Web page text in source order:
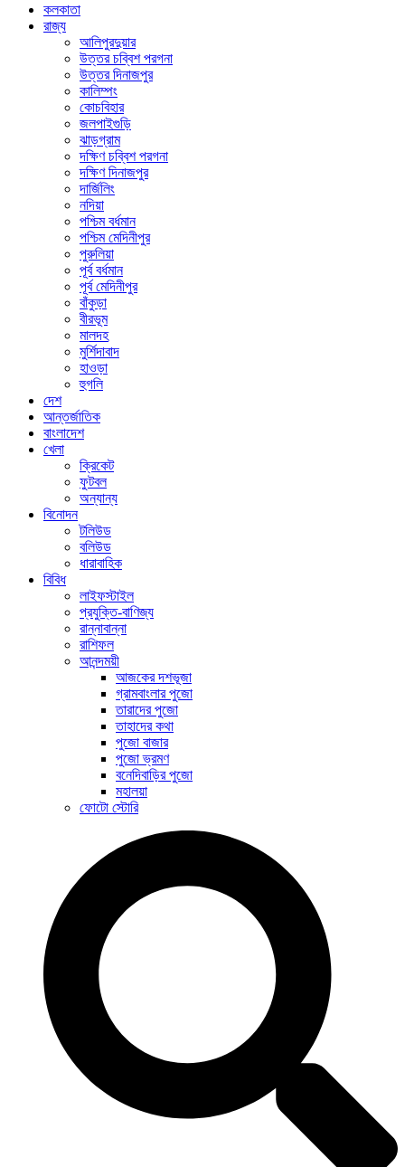
কলকাতা
রাজ্য
আলিপুরদুয়ার
উত্তর চব্বিশ পরগনা
উত্তর দিনাজপুর
কালিম্পং
কোচবিহার
জলপাইগুড়ি
ঝাড়গ্রাম
দক্ষিণ চব্বিশ পরগনা
দক্ষিণ দিনাজপুর
দার্জিলিং
নদিয়া
পশ্চিম বর্ধমান
পশ্চিম মেদিনীপুর
পুরুলিয়া
পূর্ব বর্ধমান
পূর্ব মেদিনীপুর
বাঁকুড়া
বীরভূম
মালদহ
মুর্শিদাবাদ
হাওড়া
হুগলি
দেশ
আন্তর্জাতিক
বাংলাদেশ
খেলা
ক্রিকেট
ফুটবল
অন্যান্য
বিনোদন
টলিউড
বলিউড
ধারাবাহিক
বিবিধ
লাইফস্টাইল
প্রযুক্তি-বাণিজ্য
রান্নাবান্না
রাশিফল
আনন্দময়ী
আজকের দশভূজা
গ্রামবাংলার পুজো
তারাদের পুজো
তাহাদের কথা
পুজো বাজার
পুজো ভ্রমণ
বনেদিবাড়ির পুজো
মহালয়া
ফোটো স্টোরি